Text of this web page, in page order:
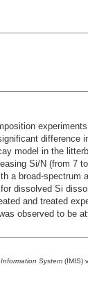
difference
model in the
Si/N (from 7
a broad-
dissolved Si
and treated
observed to be
System (IMIS)